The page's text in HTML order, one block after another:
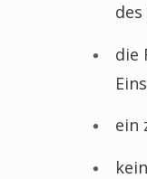
die
ein